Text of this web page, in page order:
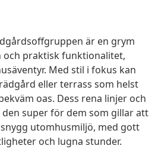
är en grym
och praktisk funktionalitet,
Med stil i fokus kan
eller terrass som helst
oas. Dess rena linjer och
super för dem som gillar att
utomhusmiljö, med gott
och lugna stunder.